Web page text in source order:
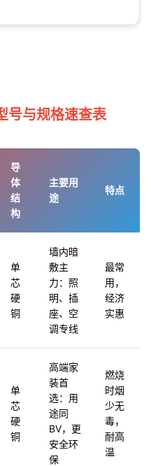
号与规格速查表
导
体
结
构
主要用
途
特点
单
芯
硬
铜
墙内暗
敷主
力：照
明、插
座、空
调专线
最常
用，
经济
实惠
单
芯
硬
铜
高端家
装首
选：用
途同
BV，更
安全环
保
燃烧
时烟
少无
毒，
耐高
温